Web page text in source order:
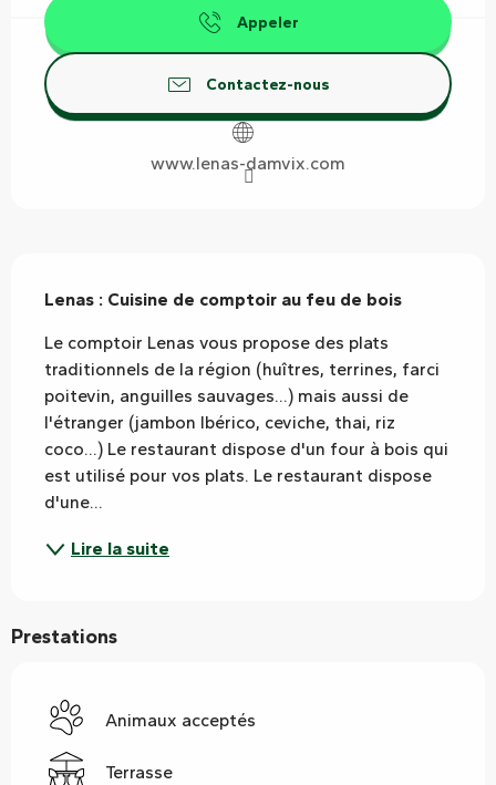
Appeler
Contactez-nous
www.lenas-damvix.com
Lenas : Cuisine de comptoir au feu de bois
Le comptoir Lenas vous propose des plats
traditionnels de la région (huîtres, terrines, farci
poitevin, anguilles sauvages...) mais aussi de
l'étranger (jambon Ibérico, ceviche, thai, riz
coco...) Le restaurant dispose d'un four à bois qui
est utilisé pour vos plats. Le restaurant dispose
d'une...
Lire la suite
Prestations
Animaux acceptés
Terrasse